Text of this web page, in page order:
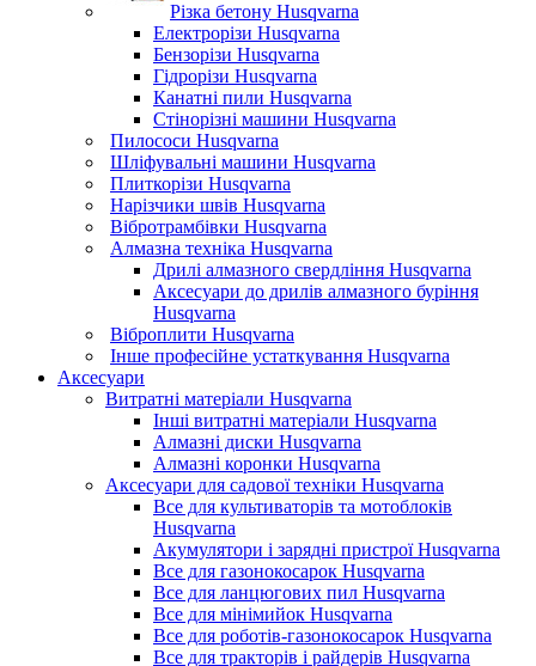
Різка бетону Husqvarna
Електрорізи Husqvarna
Бензорізи Husqvarna
Гідрорізи Husqvarna
Канатні пили Husqvarna
Стінорізні машини Husqvarna
Пилососи Husqvarna
Шліфувальні машини Husqvarna
Плиткорізи Husqvarna
Нарізчики швів Husqvarna
Вібротрамбівки Husqvarna
Алмазна техніка Husqvarna
Дрилі алмазного свердління Husqvarna
Аксесуари до дрилів алмазного буріння
Husqvarna
Віброплити Husqvarna
Інше професійне устаткування Husqvarna
Аксесуари
Витратні матеріали Husqvarna
Інші витратні матеріали Husqvarna
Алмазні диски Husqvarna
Алмазні коронки Husqvarna
Аксесуари для садової техніки Husqvarna
Все для культиваторів та мотоблоків
Husqvarna
Акумулятори і зарядні пристрої Husqvarna
Все для газонокосарок Husqvarna
Все для ланцюгових пил Husqvarna
Все для мінімийок Husqvarna
Все для роботів-газонокосарок Husqvarna
Все для тракторів і райдерів Husqvarna